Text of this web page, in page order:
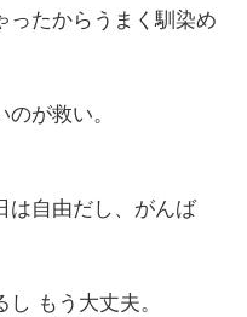
ったからうまく馴染め
が救い。
は自由だし、がんば
もう大丈夫。